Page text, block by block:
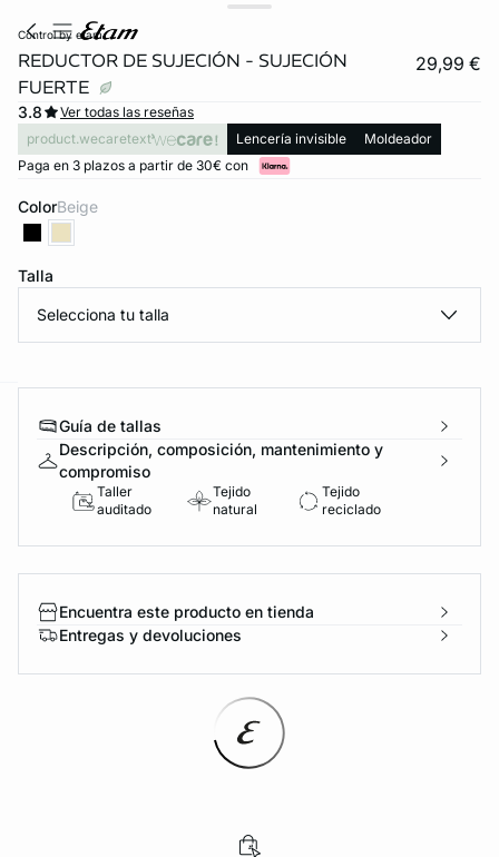
control by etam
REDUCTOR DE SUJECIÓN - SUJECIÓN
FUERTE
29,99 €
3.8
Ver todas las reseñas
product.wecaretext
Lencería invisible
Moldeador
Paga en 3 plazos a partir de 30€ con
Color beige
Talla
Selecciona tu talla
Guía de tallas
Descripción, composición, mantenimiento y
compromiso
Taller
auditado
Tejido
natural
Tejido
reciclado
Encuentra este producto en tienda
Entregas y devoluciones